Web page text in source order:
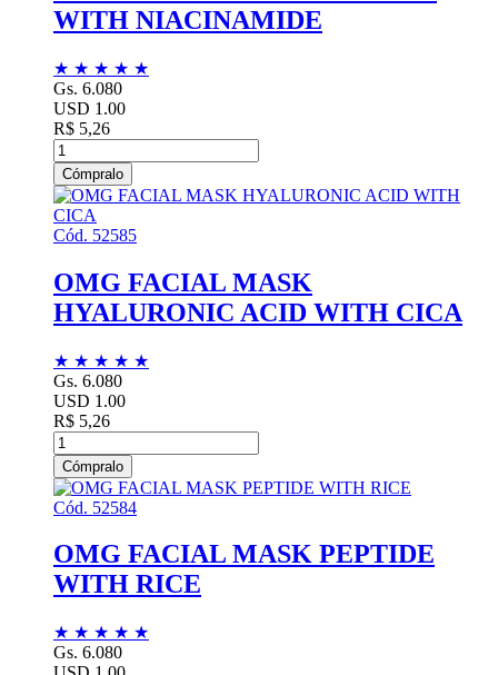
WITH NIACINAMIDE
★ ★ ★ ★ ★
Gs. 6.080
USD 1.00
R$ 5,26
Cómpralo
Cód. 52585
OMG FACIAL MASK
HYALURONIC ACID WITH CICA
★ ★ ★ ★ ★
Gs. 6.080
USD 1.00
R$ 5,26
Cómpralo
Cód. 52584
OMG FACIAL MASK PEPTIDE
WITH RICE
★ ★ ★ ★ ★
Gs. 6.080